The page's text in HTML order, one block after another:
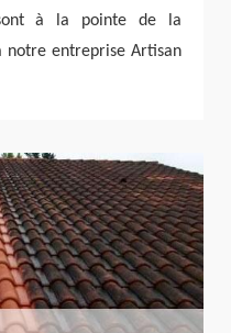
à la pointe de la
notre entreprise Artisan